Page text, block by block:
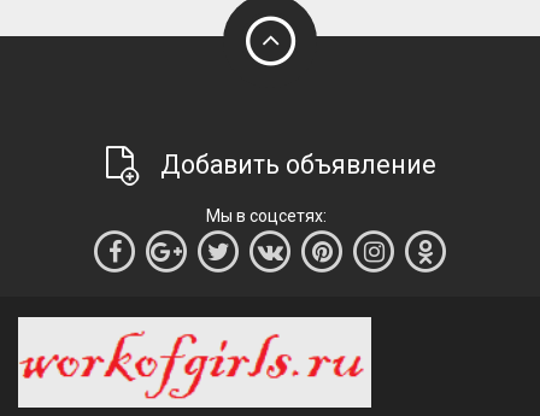
Добавить объявление
Мы в соцсетях: